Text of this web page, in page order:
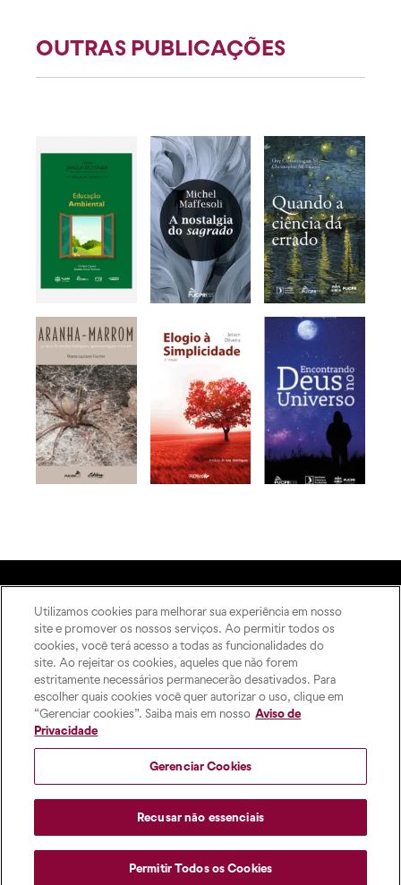
OUTRAS PUBLICAÇÕES
Rua Imaculada Conceição,
1155 – Prado Velho,
Curitiba – PR, 80215-901
Das 8h às 17h, de segunda a
sexta-feira
pucpress@pucpr.br
+55 (41) 9 9860-2728
A Editora
Como publicar
ODS
Contato
Utilizamos cookies para melhorar sua experiência em nosso
site e promover os nossos serviços. Ao permitir todos os
cookies, você terá acesso a todas as funcionalidades do
site. Ao rejeitar os cookies, aqueles que não forem
estritamente necessários permanecerão desativados. Para
escolher quais cookies você quer autorizar o uso, clique em
“Gerenciar cookies”. Saiba mais em nosso Aviso de
Privacidade
Gerenciar Cookies
Recusar não essenciais
Permitir Todos os Cookies